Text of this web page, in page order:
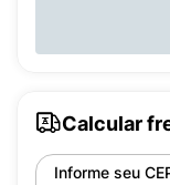
Calcular
Informe seu